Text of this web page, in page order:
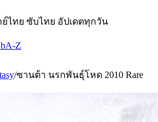
ไทย ซับไทย อัปเดตทุกวัน
A-Z
/ซานต้า นรกพันธุ์โหด 2010 Rare